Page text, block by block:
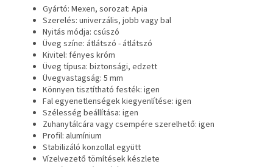
Gyártó: Mexen, sorozat: Apia
Szerelés: univerzális, jobb vagy bal
Nyitás módja: csúszó
Üveg színe: átlátszó - átlátszó
Kivitel: fényes króm
Üveg típusa: biztonsági, edzett
Üvegvastagság: 5 mm
Könnyen tisztítható festék: igen
Fal egyenetlenségek kiegyenlítése: igen
Szélesség beállítása: igen
Zuhanytálcára vagy csempére szerelhető: igen
Profil: alumínium
Stabilizáló konzollal együtt
Vízelvezető tömítések készlete